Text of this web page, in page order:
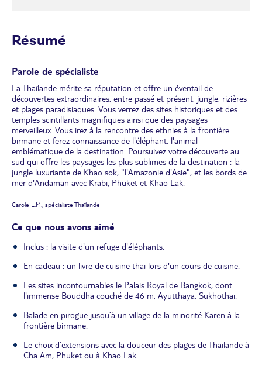
Résumé
Parole de spécialiste
La Thaïlande mérite sa réputation et offre un éventail de
découvertes extraordinaires, entre passé et présent, jungle, rizières
et plages paradisiaques. Vous verrez des sites historiques et des
temples scintillants magnifiques ainsi que des paysages
merveilleux. Vous irez à la rencontre des ethnies à la frontière
birmane et ferez connaissance de l'éléphant, l'animal
emblématique de la destination. Poursuivez votre découverte au
sud qui offre les paysages les plus sublimes de la destination : la
jungle luxuriante de Khao sok, "l'Amazonie d'Asie", et les bords de
mer d'Andaman avec Krabi, Phuket et Khao Lak.
Carole L.M., spécialiste Thaïlande
Ce que nous avons aimé
Inclus : la visite d'un refuge d'éléphants.
En cadeau : un livre de cuisine thaï lors d'un cours de cuisine.
Les sites incontournables le Palais Royal de Bangkok, dont
l'immense Bouddha couché de 46 m, Ayutthaya, Sukhothai.
Balade en pirogue jusqu’à un village de la minorité Karen à la
frontière birmane.
Le choix d’extensions avec la douceur des plages de Thailande à
Cha Am, Phuket ou à Khao Lak.